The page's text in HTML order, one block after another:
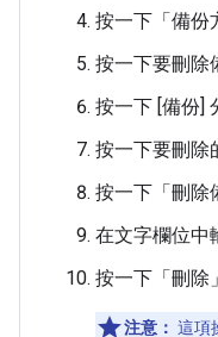
按一下「備份
按一下要刪除
按一下 [備份]
按一下要刪除
按一下「刪除
在文字欄位中
按一下「刪除」
注意： 這項